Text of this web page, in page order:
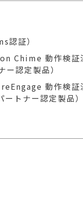
認証）
Chime 動作検証
ー認定製品）
動作検証
トナー認定製品）